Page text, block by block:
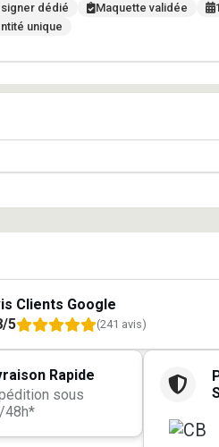
dédié Maquette validée
unique
Clients Google
5
(241 avis)
Rapide
sous
48h*